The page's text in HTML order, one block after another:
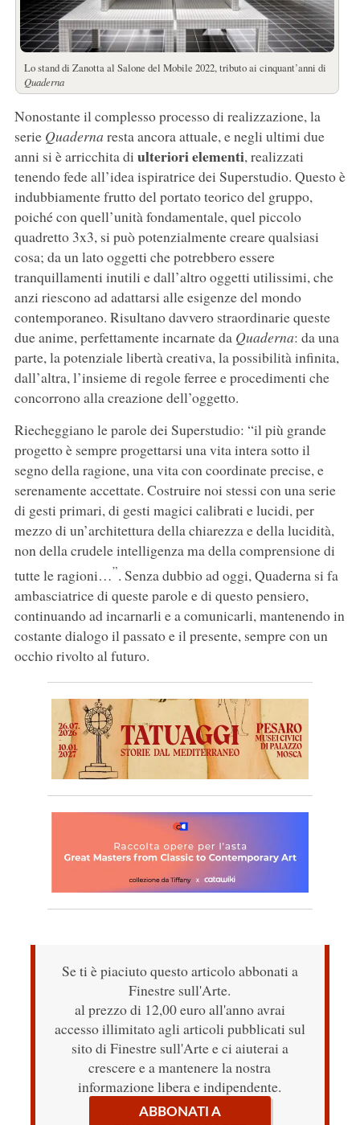
Lo stand di Zanotta al Salone del Mobile 2022, tributo ai cinquant’anni di
Quaderna
Nonostante il complesso processo di realizzazione, la
serie Quaderna resta ancora attuale, e negli ultimi due
anni si è arricchita di ulteriori elementi, realizzati
tenendo fede all’idea ispiratrice dei Superstudio. Questo è
indubbiamente frutto del portato teorico del gruppo,
poiché con quell’unità fondamentale, quel piccolo
quadretto 3x3, si può potenzialmente creare qualsiasi
cosa; da un lato oggetti che potrebbero essere
tranquillamenti inutili e dall’altro oggetti utilissimi, che
anzi riescono ad adattarsi alle esigenze del mondo
contemporaneo. Risultano davvero straordinarie queste
due anime, perfettamente incarnate da Quaderna: da una
parte, la potenziale libertà creativa, la possibilità infinita,
dall’altra, l’insieme di regole ferree e procedimenti che
concorrono alla creazione dell’oggetto.
Riecheggiano le parole dei Superstudio: “il più grande
progetto è sempre progettarsi una vita intera sotto il
segno della ragione, una vita con coordinate precise, e
serenamente accettate. Costruire noi stessi con una serie
di gesti primari, di gesti magici calibrati e lucidi, per
mezzo di un’architettura della chiarezza e della lucidità,
non della crudele intelligenza ma della comprensione di
tutte le ragioni…”. Senza dubbio ad oggi, Quaderna si fa
ambasciatrice di queste parole e di questo pensiero,
continuando ad incarnarli e a comunicarli, mantenendo in
costante dialogo il passato e il presente, sempre con un
occhio rivolto al futuro.
Se ti è piaciuto questo articolo abbonati a
Finestre sull'Arte.
al prezzo di 12,00 euro all'anno avrai
accesso illimitato agli articoli pubblicati sul
sito di Finestre sull'Arte e ci aiuterai a
crescere e a mantenere la nostra
informazione libera e indipendente.
ABBONATI A